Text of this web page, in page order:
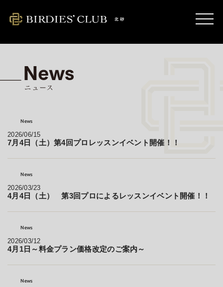
News
2026/06/15
7月4日（土）第4回プロレッスンイベント開催！！
News
2026/03/23
4月4日（土） 第3回プロによるレッスンイベント開催！！
News
2026/03/12
4月1日～料金プラン価格改定のご案内～
News